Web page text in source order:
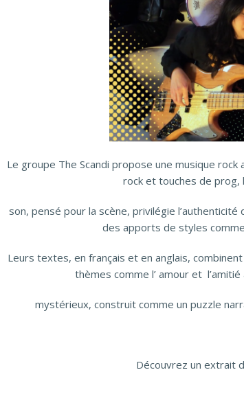
Le groupe The Scandi propose une musique
rock et touches de prog,
son, pensé pour la scène, privilégie
des apports de styles
Leurs textes, en français et en anglais,
thèmes comme l’ amour et
mystérieux, construit comme un puzzle
Découvrez un extrait